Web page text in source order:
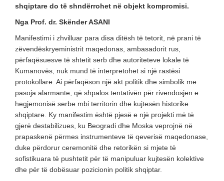
shqiptare do të shndërrohet në objekt kompromisi.
Nga Prof. dr. Skënder ASANI
Manifestimi i zhvilluar para disa ditësh të tetorit, në prani të
zëvendëskryeministrit maqedonas, ambasadorit rus,
përfaqësuesve të shtetit serb dhe autoriteteve lokale të
Kumanovës, nuk mund të interpretohet si një rastësi
protokollare. Ai përfaqëson një akt politik dhe simbolik me
pasoja alarmante, që shpalos tentativën për rivendosjen e
hegjemonisë serbe mbi territorin dhe kujtesën historike
shqiptare. Ky manifestim është pjesë e një projekti më të
gjerë destabilizues, ku Beogradi dhe Moska veprojnë në
prapaskenë përmes instrumenteve të qeverisë maqedonase,
duke përdorur ceremonitë dhe retorikën si mjete të
sofistikuara të pushtetit për të manipuluar kujtesën kolektive
dhe për të dobësuar pozicionin politik shqiptar.